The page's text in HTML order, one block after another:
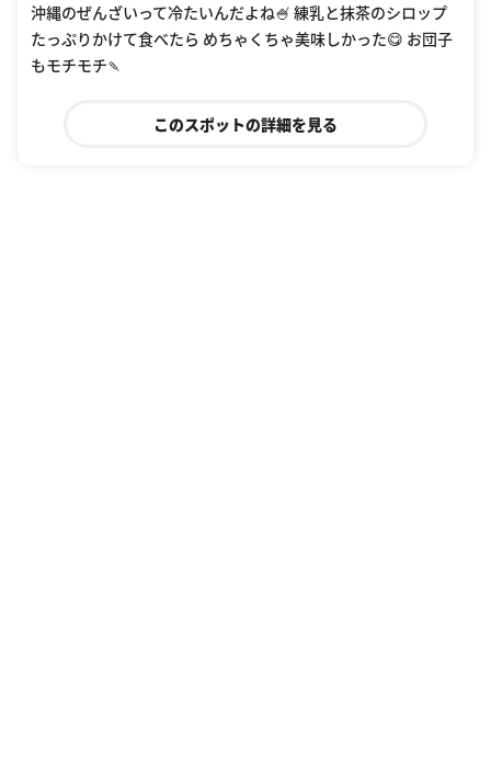
沖縄のぜんざいって冷たいんだよね🍧 練乳と抹茶のシロップ
たっぷりかけて食べたら めちゃくちゃ美味しかった😋 お団子
もモチモチ🍡
このスポットの詳細を見る